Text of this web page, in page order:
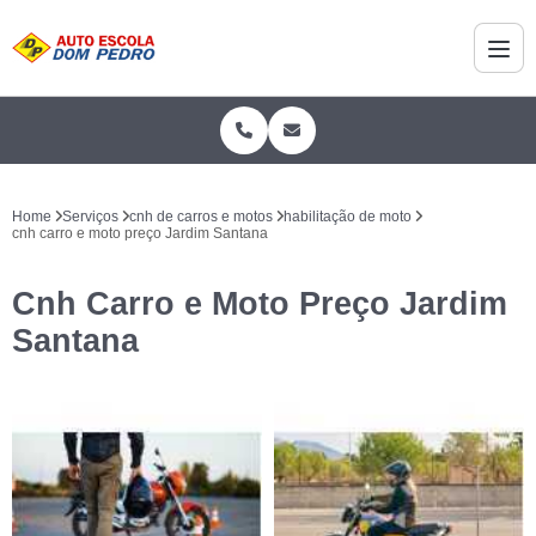
Home Serviços cnh de carros e motos
habilitação de moto
cnh carro e moto preço Jardim Santana
Cnh Carro e Moto Preço Jardim
Santana